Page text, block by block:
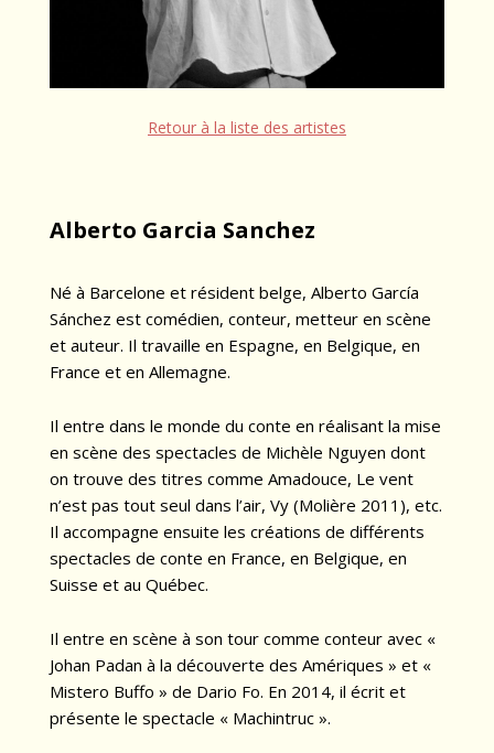
Retour à la liste des artistes
Alberto Garcia Sanchez
Né à Barcelone et résident belge, Alberto García
Sánchez est comédien, conteur, metteur en scène
et auteur. Il travaille en Espagne, en Belgique, en
France et en Allemagne.
Il entre dans le monde du conte en réalisant la mise
en scène des spectacles de Michèle Nguyen dont
on trouve des titres comme Amadouce, Le vent
n’est pas tout seul dans l’air, Vy (Molière 2011), etc.
Il accompagne ensuite les créations de différents
spectacles de conte en France, en Belgique, en
Suisse et au Québec.
Il entre en scène à son tour comme conteur avec «
Johan Padan à la découverte des Amériques » et «
Mistero Buffo » de Dario Fo. En 2014, il écrit et
présente le spectacle « Machintruc ».